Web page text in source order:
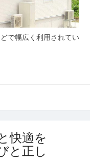
で幅広く利用されてい
快適を
と正し